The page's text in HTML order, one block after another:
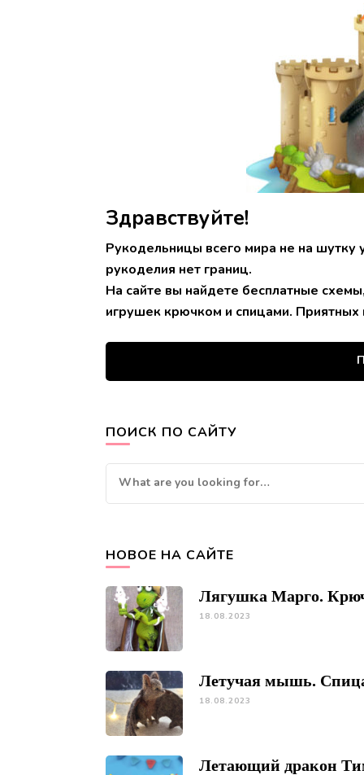
Здравствуйте!
Рукодельницы всего мира не на шутку
рукоделия нет границ.
На сайте вы найдете бесплатные
игрушек крючком и спицами. Приятных
ПОИСК ПО САЙТУ
Looking
for
НОВОЕ НА САЙТЕ
Лягушка Марго.
18.08.2023
Летучая мышь.
18.08.2023
Летающий дракон